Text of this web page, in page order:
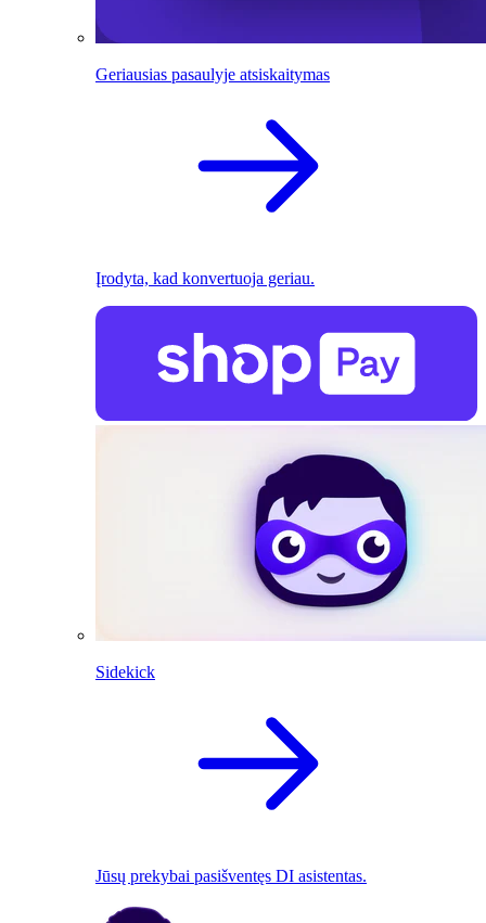
Geriausias pasaulyje atsiskaitymas
Įrodyta, kad konvertuoja geriau.
Sidekick
Jūsų prekybai pasišventęs DI asistentas.